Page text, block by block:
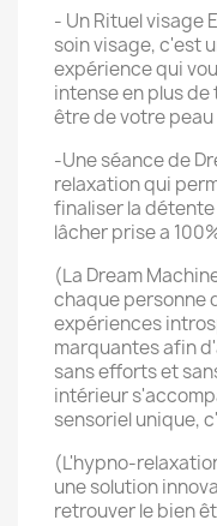
- Un Rituel visage
soin visage, c'est
expérience qui
intense en plus
être de votre peau
-Une séance de
relaxation qui
finaliser la
lâcher prise a
(La Dream
chaque personne
expériences
marquantes afin
sans efforts et
intérieur
sensoriel unique,
(L'hypno-
une solution
retrouver le bien